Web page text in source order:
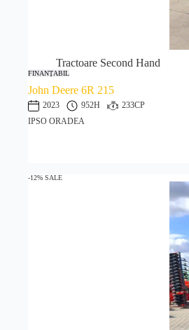
Tractoare Second Hand
FINANȚABIL
John Deere 6R 215
2023 952H
233CP
IPSO ORADEA
-12% SALE